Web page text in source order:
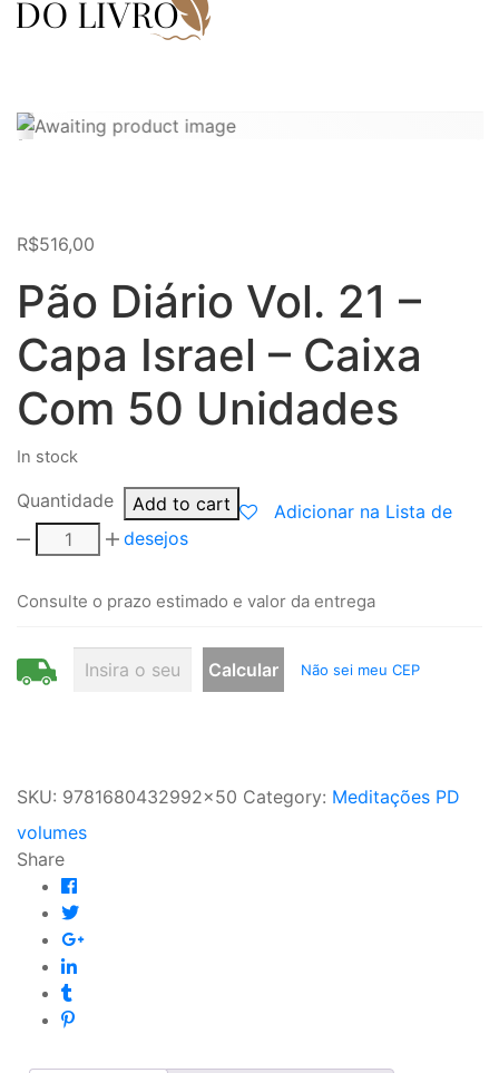
R$516,00
Pão Diário Vol. 21 –
Capa Israel – Caixa
Com 50 Unidades
In stock
Quantidade Add to cart
Adicionar na Lista de
desejos
Consulte o prazo estimado e valor da entrega
Não sei meu CEP
SKU: 9781680432992x50 Category: Meditações PD
volumes
Share